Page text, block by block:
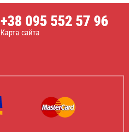
+38 095 552 57 96
Карта сайта